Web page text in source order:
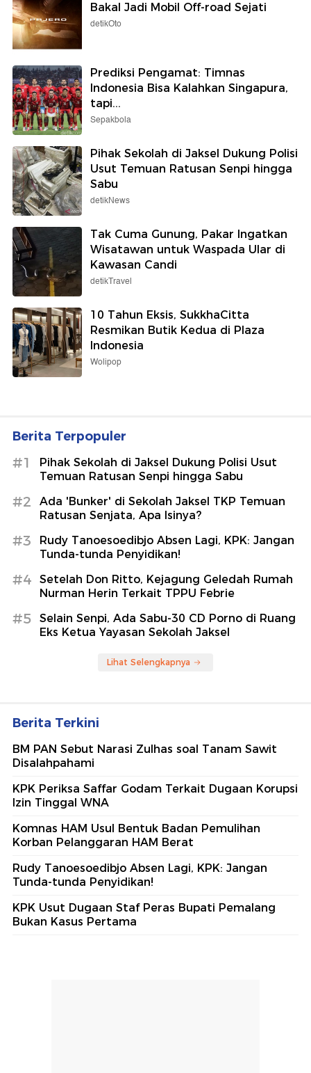
Bakal Jadi Mobil Off-road Sejati
detikOto
Prediksi Pengamat: Timnas
Indonesia Bisa Kalahkan Singapura,
tapi...
Sepakbola
Pihak Sekolah di Jaksel Dukung Polisi
Usut Temuan Ratusan Senpi hingga
Sabu
detikNews
Tak Cuma Gunung, Pakar Ingatkan
Wisatawan untuk Waspada Ular di
Kawasan Candi
detikTravel
10 Tahun Eksis, SukkhaCitta
Resmikan Butik Kedua di Plaza
Indonesia
Wolipop
Berita Terpopuler
#1
Pihak Sekolah di Jaksel Dukung Polisi Usut
Temuan Ratusan Senpi hingga Sabu
#2
Ada 'Bunker' di Sekolah Jaksel TKP Temuan
Ratusan Senjata, Apa Isinya?
#3
Rudy Tanoesoedibjo Absen Lagi, KPK: Jangan
Tunda-tunda Penyidikan!
#4
Setelah Don Ritto, Kejagung Geledah Rumah
Nurman Herin Terkait TPPU Febrie
#5
Selain Senpi, Ada Sabu-30 CD Porno di Ruang
Eks Ketua Yayasan Sekolah Jaksel
Lihat Selengkapnya
Berita Terkini
BM PAN Sebut Narasi Zulhas soal Tanam Sawit
Disalahpahami
KPK Periksa Saffar Godam Terkait Dugaan Korupsi
Izin Tinggal WNA
Komnas HAM Usul Bentuk Badan Pemulihan
Korban Pelanggaran HAM Berat
Rudy Tanoesoedibjo Absen Lagi, KPK: Jangan
Tunda-tunda Penyidikan!
KPK Usut Dugaan Staf Peras Bupati Pemalang
Bukan Kasus Pertama